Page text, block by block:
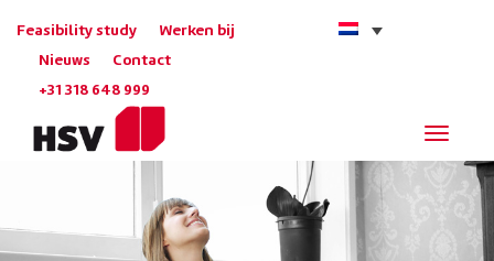
Feasibility study Werken bij
Nieuws Contact
+31 318 648 999